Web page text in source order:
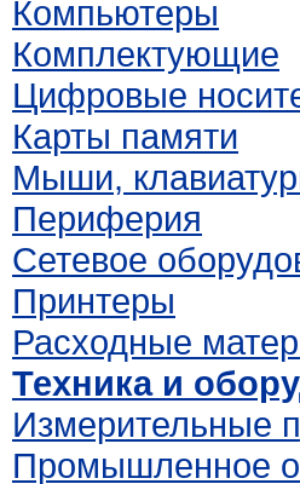
Компьютеры
Комплектующие
Цифровые
Карты памяти
Мыши,
Периферия
Сетевое
Принтеры
Расходные
Техника и
Измерительные
Промышленное